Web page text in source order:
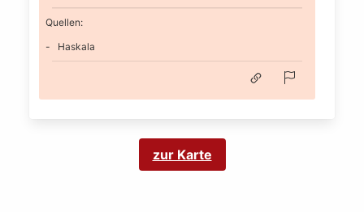
Quellen:
Haskala
zur Karte